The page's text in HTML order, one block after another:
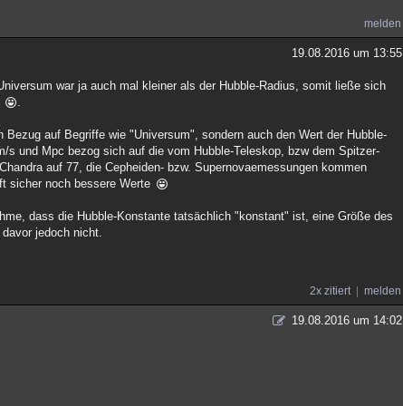
melden
19.08.2016 um 13:55
war ja auch mal kleiner als der Hubble-Radius, somit ließe sich
.
auf Begriffe wie "Universum", sondern auch den Wert der Hubble-
und Mpc bezog sich auf die vom Hubble-Teleskop, bzw dem Spitzer-
auf 77, die Cepheiden- bzw. Supernovaemessungen kommen
sicher noch bessere Werte
dass die Hubble-Konstante tatsächlich "konstant" ist, eine Größe des
jedoch nicht.
2x zitiert melden
19.08.2016 um 14:02